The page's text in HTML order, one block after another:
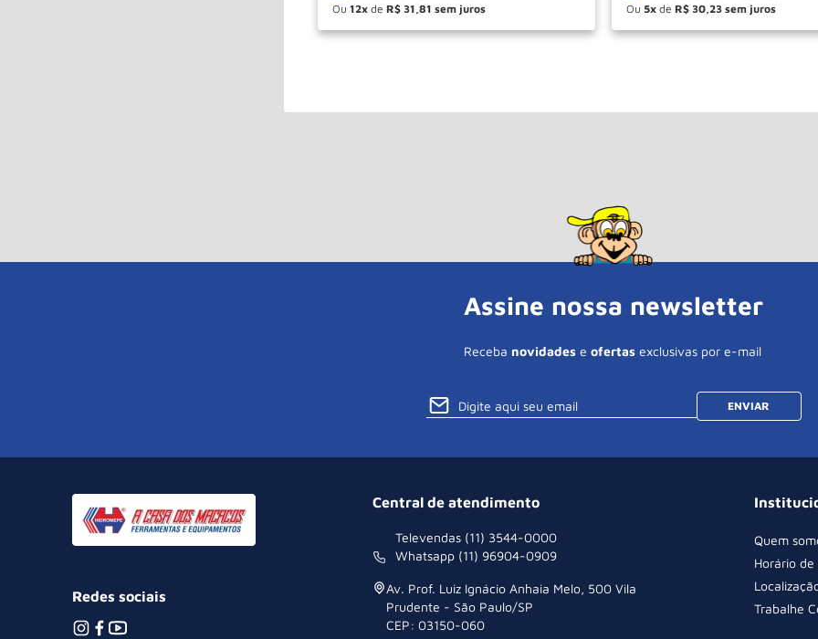
Ou 12 de R$ 31 81
＋
－ COMPRAR
Ou 5 de R$ 30, 23
＋
－
Assine nossa newsletter
Receba novidades e ofertas exclusivas por e-mail
ENVIAR
Redes sociais
Central de atendimento
Televendas (11) 3544-0000
Whatsapp (11) 96904-0909
Av. Prof. Luiz Ignácio Anhaia Melo, 500 Vila
Prudente - São Paulo/SP
CEP: 03150-060
Quem
Horário
Trabalhe